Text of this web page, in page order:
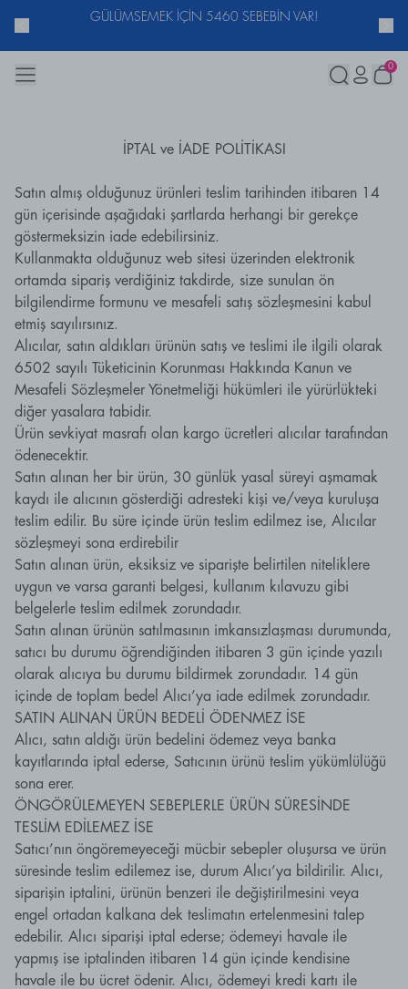
GÜLÜMSEMEK İÇİN 5460 SEBEBİN VAR!
0
İPTAL ve İADE POLİTİKASI
Satın almış olduğunuz ürünleri teslim tarihinden itibaren 14
gün içerisinde aşağıdaki şartlarda herhangi bir gerekçe
göstermeksizin iade edebilirsiniz.
Kullanmakta olduğunuz web sitesi üzerinden elektronik
ortamda sipariş verdiğiniz takdirde, size sunulan ön
bilgilendirme formunu ve mesafeli satış sözleşmesini kabul
etmiş sayılırsınız.
Alıcılar, satın aldıkları ürünün satış ve teslimi ile ilgili olarak
6502 sayılı Tüketicinin Korunması Hakkında Kanun ve
Mesafeli Sözleşmeler Yönetmeliği hükümleri ile yürürlükteki
diğer yasalara tabidir.
Ürün sevkiyat masrafı olan kargo ücretleri alıcılar tarafından
ödenecektir.
Satın alınan her bir ürün, 30 günlük yasal süreyi aşmamak
kaydı ile alıcının gösterdiği adresteki kişi ve/veya kuruluşa
teslim edilir. Bu süre içinde ürün teslim edilmez ise, Alıcılar
sözleşmeyi sona erdirebilir
Satın alınan ürün, eksiksiz ve siparişte belirtilen niteliklere
uygun ve varsa garanti belgesi, kullanım kılavuzu gibi
belgelerle teslim edilmek zorundadır.
Satın alınan ürünün satılmasının imkansızlaşması durumunda,
satıcı bu durumu öğrendiğinden itibaren 3 gün içinde yazılı
olarak alıcıya bu durumu bildirmek zorundadır. 14 gün
içinde de toplam bedel Alıcı’ya iade edilmek zorundadır.
SATIN ALINAN ÜRÜN BEDELİ ÖDENMEZ İSE
Alıcı, satın aldığı ürün bedelini ödemez veya banka
kayıtlarında iptal ederse, Satıcının ürünü teslim yükümlülüğü
sona erer.
ÖNGÖRÜLEMEYEN SEBEPLERLE ÜRÜN SÜRESİNDE
TESLİM EDİLEMEZ İSE
Satıcı’nın öngöremeyeceği mücbir sebepler oluşursa ve ürün
süresinde teslim edilemez ise, durum Alıcı’ya bildirilir. Alıcı,
siparişin iptalini, ürünün benzeri ile değiştirilmesini veya
engel ortadan kalkana dek teslimatın ertelenmesini talep
edebilir. Alıcı siparişi iptal ederse; ödemeyi havale ile
yapmış ise iptalinden itibaren 14 gün içinde kendisine
havale ile bu ücret ödenir. Alıcı, ödemeyi kredi kartı ile